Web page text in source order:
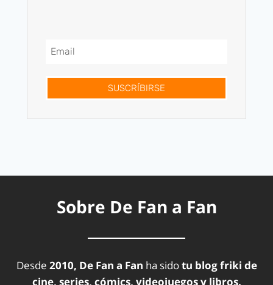
SUSCRÍBIRSE
Sobre De Fan a Fan
Desde 2010, De Fan a Fan ha sidotu blog friki de
cine, series, cómics, videojuegos y libros.